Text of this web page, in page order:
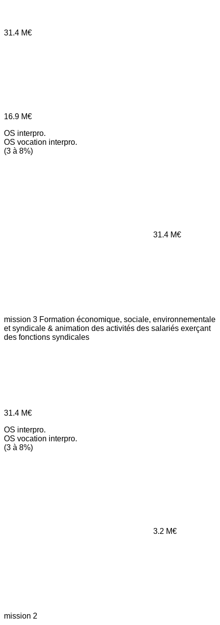
31.4 M€
16.9 M€
OS interpro.
OS vocation interpro.
(3 à 8%)
31.4 M€
mission 3 Formation économique, sociale, environnementale
et syndicale & animation des activités des salariés exerçant
des fonctions syndicales
31.4 M€
OS interpro.
OS vocation interpro.
(3 à 8%)
3.2 M€
mission 2